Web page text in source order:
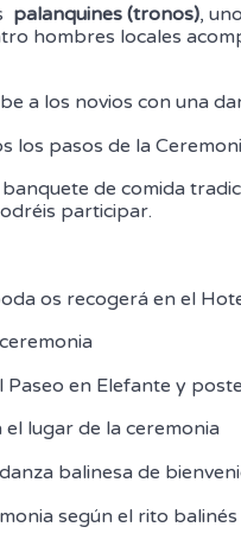
palanquines (tronos),
hombres locales
a los novios con una
los pasos de la
de comida
participar.
os recogerá en el
en Elefante y
lugar de la ceremonia
balinesa de
según el rito balinés